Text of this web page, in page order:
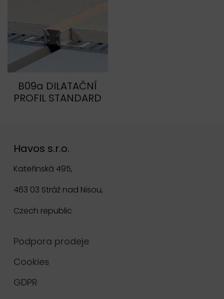
B09a DILATAČNÍ
PROFIL STANDARD
Havos s.r.o.
Kateřinská 495,
463 03 Stráž nad Nisou,
Czech republic
Podpora prodeje
Cookies
GDPR